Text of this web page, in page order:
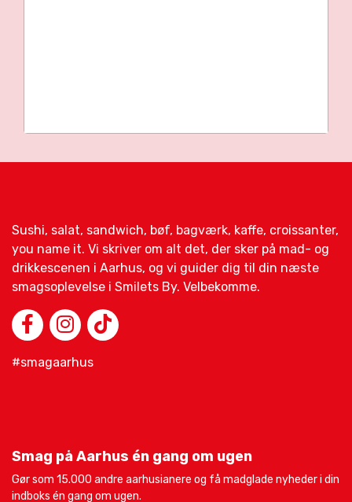
Sushi, salat, sandwich, bøf, bagværk, kaffe, croissanter,
you name it. Vi skriver om alt det, der sker på mad- og
drikkescenen i Aarhus, og vi guider dig til din næste
smagsoplevelse i Smilets By. Velbekomme.
#smagaarhus
Smag på Aarhus én gang om ugen
Gør som 15.000 andre aarhusianere og få madglade nyheder i din
indboks én gang om ugen.